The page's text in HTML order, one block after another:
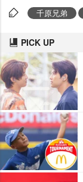
千原兄弟
PICK UP